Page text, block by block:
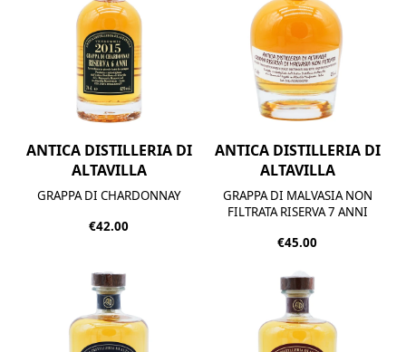
ANTICA DISTILLERIA DI
ALTAVILLA
GRAPPA DI CHARDONNAY
€42.00
ANTICA DISTILLERIA DI
ALTAVILLA
GRAPPA DI MALVASIA NON
FILTRATA RISERVA 7 ANNI
€45.00